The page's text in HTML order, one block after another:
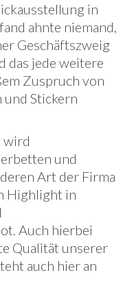
in
ahnte niemand,
Geschäftszweig
das jede weitere
Zuspruch von
und Stickern
wird
und
Art der Firma
Highlight in
Auch hierbei
Qualität unserer
auch hier an